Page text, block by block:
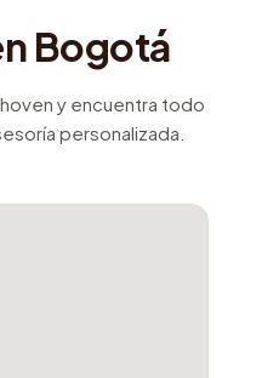
Bogotá
y encuentra todo
personalizada.